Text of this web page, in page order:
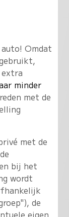
Omdat
extra
minder
met de
met de
bij het
wordt
de
eigen